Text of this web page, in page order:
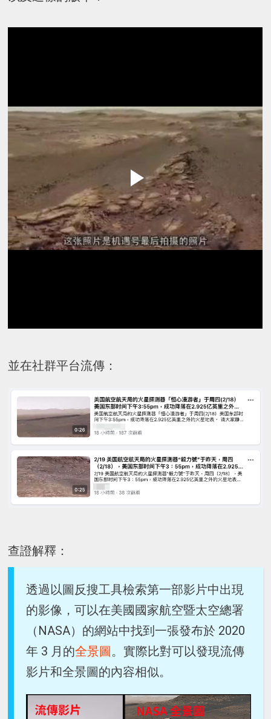
並在社群平台流傳：
查證解釋：
透過以圖反搜工具檢索第一部影片中出現
的影像，可以在美國國家航空暨太空總署
（NASA）的網站中找到一張發布於 2020
年 3 月的全景圖。實際比對可以發現流傳
影片和全景圖的內容相似。